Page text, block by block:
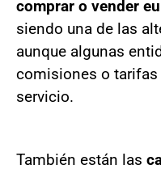
comprar o vender
siendo una de las
aunque algunas
comisiones o
servicio.
También están las